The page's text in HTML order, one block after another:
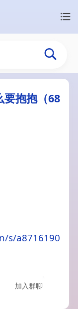
要抱抱（68
s/a8716190
加入群聊